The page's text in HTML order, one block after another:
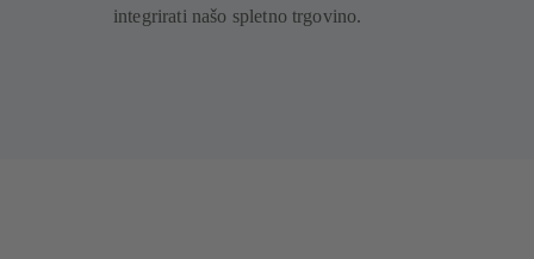
integrirati našo spletno trgovino.